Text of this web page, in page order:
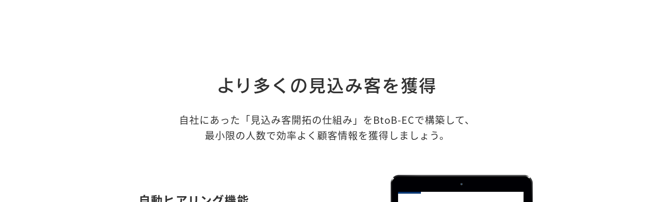
より多くの見込み客を獲得
自社にあった「見込み客開拓の仕組み」をBtoB-ECで構築して、
最小限の人数で効率よく顧客情報を獲得しましょう。